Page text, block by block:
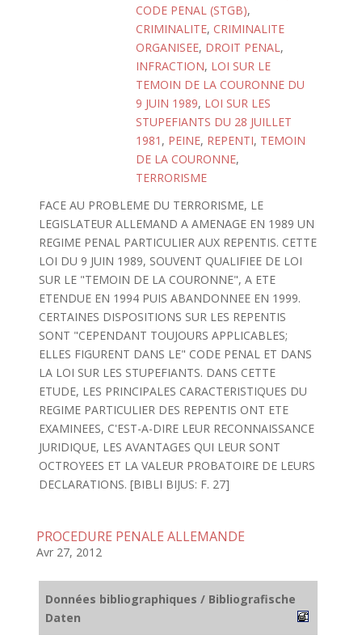
CODE PENAL (STGB),
CRIMINALITE, CRIMINALITE
ORGANISEE, DROIT PENAL,
INFRACTION, LOI SUR LE
TEMOIN DE LA COURONNE DU
9 JUIN 1989, LOI SUR LES
STUPEFIANTS DU 28 JUILLET
1981 , PEINE, REPENTI, TEMOIN
DE LA COURONNE,
TERRORISME
FACE AU PROBLEME DU TERRORISME, LE
LEGISLATEUR ALLEMAND A AMENAGE EN 1989 UN
REGIME PENAL PARTICULIER AUX REPENTIS. CETTE
LOI DU 9 JUIN 1989, SOUVENT QUALIFIEE DE LOI
SUR LE "TEMOIN DE LA COURONNE", A ETE
ETENDUE EN 1994 PUIS ABANDONNEE EN 1999.
CERTAINES DISPOSITIONS SUR LES REPENTIS
SONT "CEPENDANT TOUJOURS APPLICABLES;
ELLES FIGURENT DANS LE" CODE PENAL ET DANS
LA LOI SUR LES STUPEFIANTS. DANS CETTE
ETUDE, LES PRINCIPALES CARACTERISTIQUES DU
REGIME PARTICULIER DES REPENTIS ONT ETE
EXAMINEES, C'EST-A-DIRE LEUR RECONNAISSANCE
JURIDIQUE, LES AVANTAGES QUI LEUR SONT
OCTROYEES ET LA VALEUR PROBATOIRE DE LEURS
DECLARATIONS. [BIBLI BIJUS: F. 27]
PROCEDURE PENALE ALLEMANDE
Avr 27, 2012
Données bibliographiques / Bibliografische
Daten